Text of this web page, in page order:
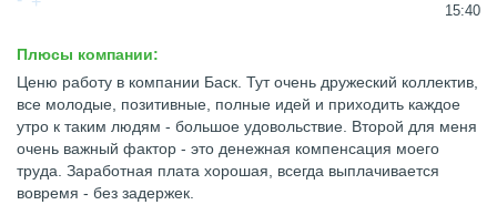
15:40
Плюсы компании:
Ценю работу в компании Баск. Тут очень дружеский коллектив,
все молодые, позитивные, полные идей и приходить каждое
утро к таким людям - большое удовольствие. Второй для меня
очень важный фактор - это денежная компенсация моего
труда. Заработная плата хорошая, всегда выплачивается
вовремя - без задержек.